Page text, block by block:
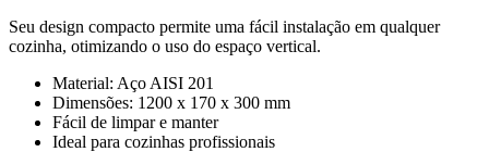
Seu design compacto permite uma fácil instalação em qualquer
cozinha, otimizando o uso do espaço vertical.
Material: Aço AISI 201
Dimensões: 1200 x 170 x 300 mm
Fácil de limpar e manter
Ideal para cozinhas profissionais